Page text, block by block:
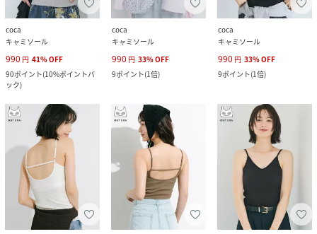
coca
キャミソール
990 円 41%OFF
90ポイント(10%ポイントバ
ック)
coca
キャミソール
990 円 33%OFF
9ポイント(1倍)
coca
キャミソール
990 円 33%OFF
9ポイント(1倍)